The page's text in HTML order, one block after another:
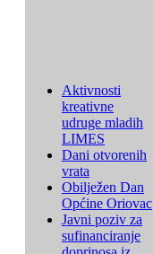
Aktivnosti
kreativne
udruge mladih
LIMES
Dani otvorenih
vrata
Obilježen Dan
Općine Oriovac
Javni poziv za
sufinanciranje